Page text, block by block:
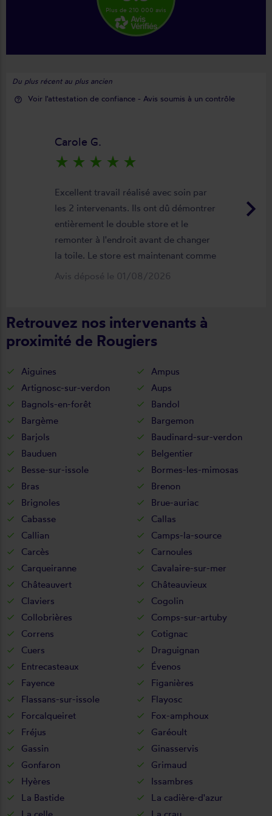
Plus de 210 000 avis
Du plus récent au plus ancien
help_outline Voir l'attestation de confiance - Avis soumis à un contrôle
keyboard_arrow_right
Carole G.
star_rate star_rate star_rate star_rate star_rate
Excellent travail réalisé avec soin par
les 2 intervenants. Ils ont dû démontrer
entièrement le double store et le
remonter à l'endroit avant de changer
la toile. Le store est maintenant comme
neuf, parfaitement positionné et
Avis déposé le 01/08/2026
Retrouvez nos intervenants à
proximité de Rougiers
Aiguines
Ampus
Artignosc-sur-verdon
Aups
Bagnols-en-forêt
Bandol
Bargème
Bargemon
Barjols
Baudinard-sur-verdon
Bauduen
Belgentier
Besse-sur-issole
Bormes-les-mimosas
Bras
Brenon
Brignoles
Brue-auriac
Cabasse
Callas
Callian
Camps-la-source
Carcès
Carnoules
Carqueiranne
Cavalaire-sur-mer
Châteauvert
Châteauvieux
Claviers
Cogolin
Collobrières
Comps-sur-artuby
Correns
Cotignac
Cuers
Draguignan
Entrecasteaux
Évenos
Fayence
Figanières
Flassans-sur-issole
Flayosc
Forcalqueiret
Fox-amphoux
Fréjus
Garéoult
Gassin
Ginasservis
Gonfaron
Grimaud
Hyères
Issambres
La Bastide
La cadière-d'azur